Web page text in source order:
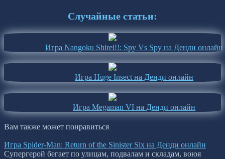
Случайные статьи:
Игра Nangoku Shirei!!: Spy Vs Spy на Денди онлайн
Игра Huge Insect на Денди онлайн
Игра Megaman VI на Денди онлайн
Вам также может понравиться
Игра Spider-Man: Return of the Sinister Six на Денди онлайн
Супергерой бегает по улицам, подвалам и складам, воюя